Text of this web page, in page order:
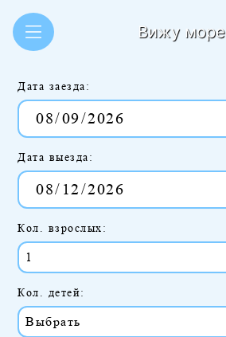
Вижу море
Дата заезда:
Дата выезда:
Кол. взрослых:
Кол. детей: